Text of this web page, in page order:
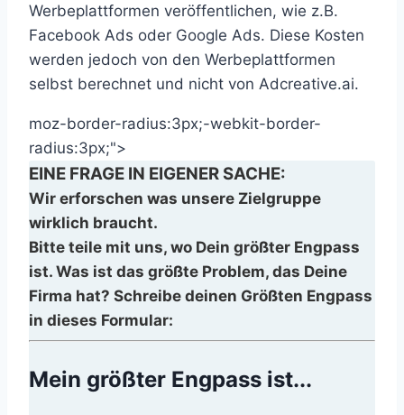
Werbeplattformen veröffentlichen, wie z.B.
Facebook Ads oder Google Ads. Diese Kosten
werden jedoch von den Werbeplattformen
selbst berechnet und nicht von Adcreative.ai.
moz-border-radius:3px;-webkit-border-
radius:3px;">
EINE FRAGE IN EIGENER SACHE:
Wir erforschen was unsere Zielgruppe
wirklich braucht.
Bitte teile mit uns, wo Dein größter Engpass
ist. Was ist das größte Problem, das Deine
Firma hat? Schreibe deinen Größten Engpass
in dieses Formular:
Mein größter Engpass ist...